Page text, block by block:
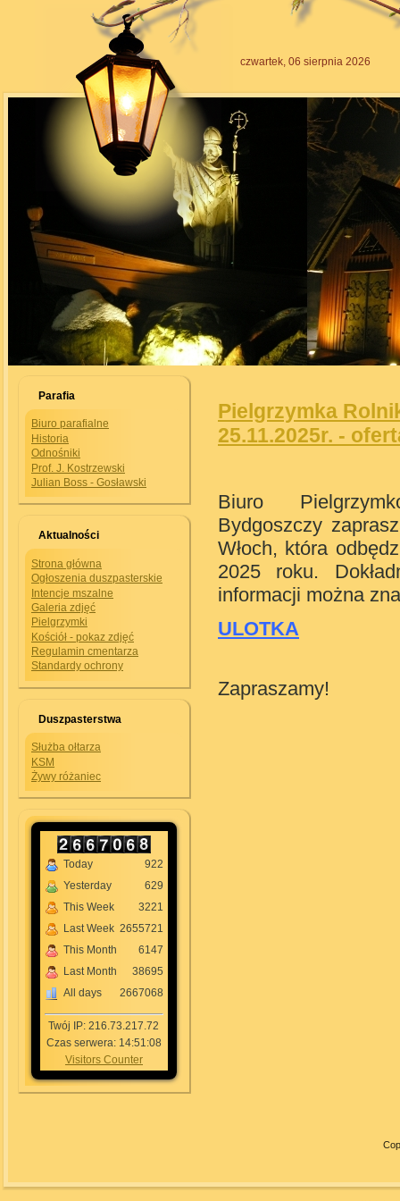
czwartek, 06 sierpnia 2026
Parafia
Biuro parafialne
Historia
Odnośniki
Prof. J. Kostrzewski
Julian Boss - Gosławski
Aktualności
Strona główna
Ogłoszenia duszpasterskie
Intencje mszalne
Galeria zdjęć
Pielgrzymki
Kościół - pokaz zdjęć
Regulamin cmentarza
Standardy ochrony
Duszpasterstwa
Służba ołtarza
KSM
Żywy różaniec
Today
Yesterday
This Week
Last Week
This Month
Last Month
All days
922
629
3221
2655721
6147
38695
2667068
Twój IP: 216.73.217.72
Czas serwera: 14:51:08
Visitors Counter
Pielgrzymka
25.11.2025r. -
Biuro
Bydgoszczy
Włoch, która
2025 roku.
informacji można
ULOTKA
Zapraszamy!